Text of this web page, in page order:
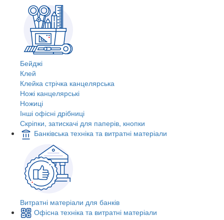
Бейджі
Клей
Клейка стрічка канцелярська
Ножі канцелярські
Ножиці
Інші офісні дрібниці
Скріпки, затискачі для паперів, кнопки
Банківська техніка та витратні матеріали
Витратні матеріали для банків
Офісна техніка та витратні матеріали